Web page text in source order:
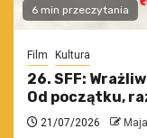
6 min przeczytania
Film Kultura
26. SFF:
Od początku,
21/07/2026